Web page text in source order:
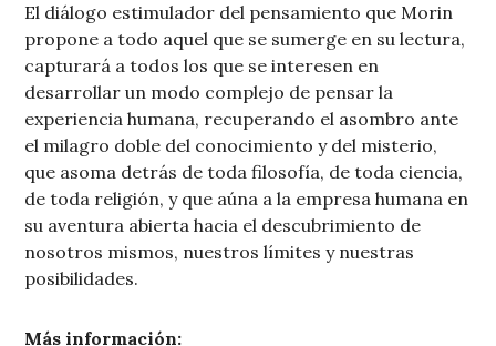
El diálogo estimulador del pensamiento que Morin
propone a todo aquel que se sumerge en su lectura,
capturará a todos los que se interesen en
desarrollar un modo complejo de pensar la
experiencia humana, recuperando el asombro ante
el milagro doble del conocimiento y del misterio,
que asoma detrás de toda filosofía, de toda ciencia,
de toda religión, y que aúna a la empresa humana en
su aventura abierta hacia el descubrimiento de
nosotros mismos, nuestros límites y nuestras
posibilidades.
Más información: